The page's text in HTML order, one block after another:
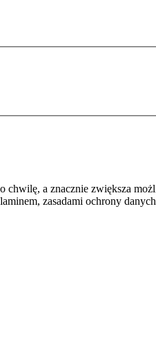
a znacznie zwiększa
zasadami ochrony